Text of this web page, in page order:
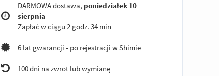
DARMOWA dostawa, poniedziałek 10
sierpnia
Zapłać w ciągu 2 godz. 34 min
6 lat gwarancji - po rejestracji w Shimie
100 dni na zwrot lub wymianę